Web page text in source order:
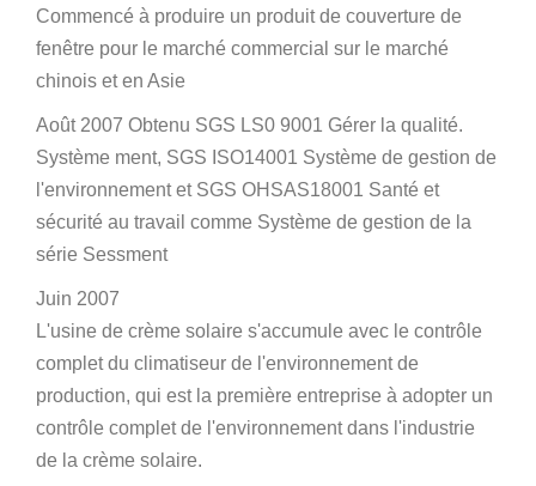
Commencé à produire un produit de couverture de
fenêtre pour le marché commercial sur le marché
chinois et en Asie
Août 2007 Obtenu SGS LS0 9001 Gérer la qualité.
Système ment, SGS ISO14001 Système de gestion de
l'environnement et SGS OHSAS18001 Santé et
sécurité au travail comme Système de gestion de la
série Sessment
Juin 2007
L'usine de crème solaire s'accumule avec le contrôle
complet du climatiseur de l'environnement de
production, qui est la première entreprise à adopter un
contrôle complet de l'environnement dans l'industrie
de la crème solaire.